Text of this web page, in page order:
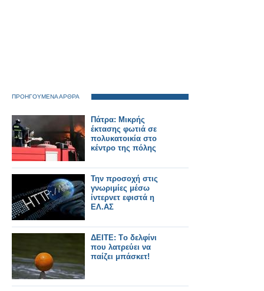
ΠΡΟΗΓΟΥΜΕΝΑ ΑΡΘΡΑ
Πάτρα: Μικρής
έκτασης φωτιά σε
πολυκατοικία στο
κέντρο της πόλης
Την προσοχή στις
γνωριμίες μέσω
ίντερνετ εφιστά η
ΕΛ.ΑΣ
ΔΕΙΤΕ: Tο δελφίνι
που λατρεύει να
παίζει μπάσκετ!